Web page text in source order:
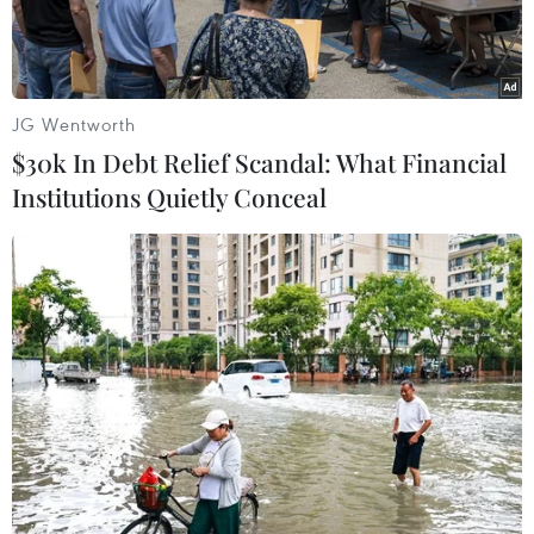
Đoàn tàu bọc thép chở nhà lãnh đạo Triều Tiên Kim Jong-un.
(Nguồn: RIA)
Một phóng viên của hãng tin Sputnik cho biết
sáng 24/4, đoàn tàu bọc thép chở nhà lãnh đạo
Triều Tiên Kim Jong-un đã rời ga Khasan ở
vùng lãnh thổ Primorsky của Nga hướng đến
Ussuriysk.
JG Wentworth
$30k In Debt Relief Scandal: What Financial
Institutions Quietly Conceal